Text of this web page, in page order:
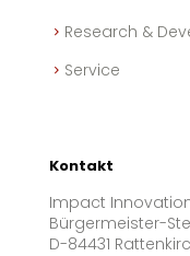
Research &
Service
Kontakt
Impact
Bürgermeister-
D-84431